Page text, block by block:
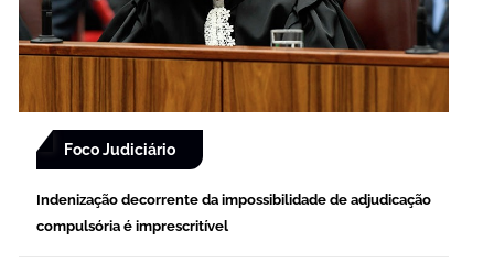
Foco Judiciário
Indenização decorrente da impossibilidade de adjudicação
compulsória é imprescritível